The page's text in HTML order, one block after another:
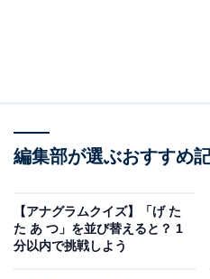
ヒント：最後の文字は「ん」
あわせて読みたい
【アナグラムク
び替えると？ 1
編集部が選ぶおすすめ
【アナグラムクイズ】「げ た
た あ つ」を並び替えると？ 1
分以内で挑戦しよう